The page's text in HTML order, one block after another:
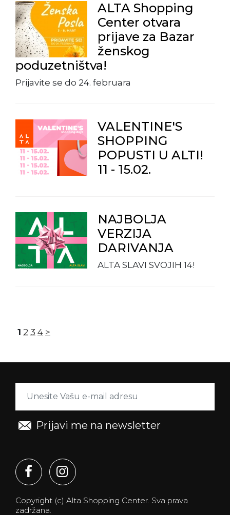
ALTA Shopping
Center otvara
prijave za Bazar
ženskog
poduzetništva!
Prijavite se do 24. februara
VALENTINE'S
SHOPPING
POPUSTI U ALTI!
11 - 15.02.
NAJBOLJA
VERZIJA
DARIVANJA
ALTA SLAVI SVOJIH 14!
1 2 3 4 >
Prijavi me na newsletter
Copyright (c) Alta Shopping Center. Sva prava
zadržana.